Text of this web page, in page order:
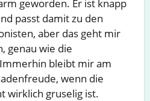
geworden. Er ist knapp
passt damit zu den
aber das geht mir
genau wie die
bleibt mir am
wenn die
wirklich gruselig ist.